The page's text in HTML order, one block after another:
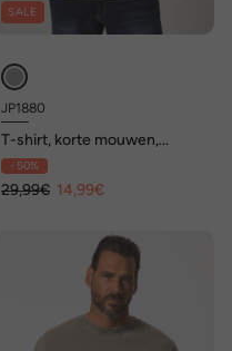
SALE
JP1880
T-shirt, korte mouwen,
borduursel op de borst, tot
8XL
- 50%
29,99€ 14,99€